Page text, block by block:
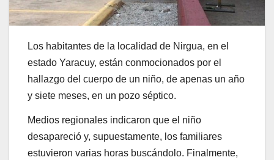
Los habitantes de la localidad de Nirgua, en el
estado Yaracuy, están conmocionados por el
hallazgo del cuerpo de un niño, de apenas un año
y siete meses, en un pozo séptico.
Medios regionales indicaron que el niño
desapareció y, supuestamente, los familiares
estuvieron varias horas buscándolo. Finalmente,